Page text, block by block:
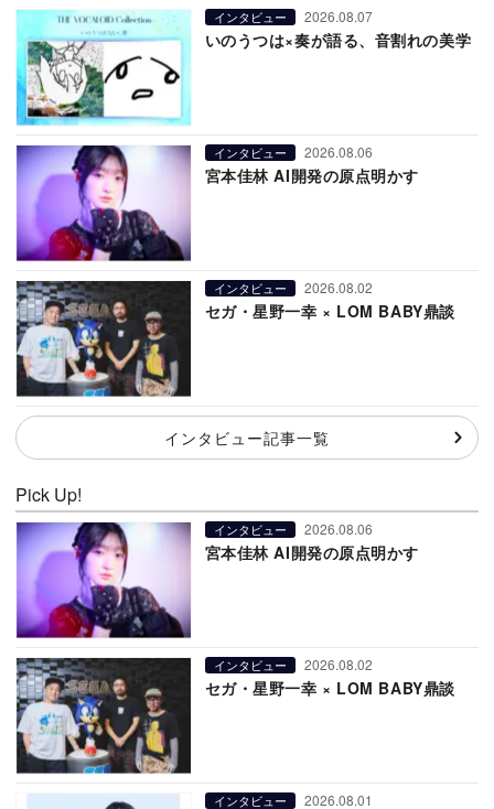
インタビュー 2026.08.07
いのうつは×奏が語る、音割れの美学
インタビュー 2026.08.06
宮本佳林 AI開発の原点明かす
インタビュー 2026.08.02
セガ・星野一幸 × LOM BABY鼎談
インタビュー記事一覧
Pick Up!
インタビュー 2026.08.06
宮本佳林 AI開発の原点明かす
インタビュー 2026.08.02
セガ・星野一幸 × LOM BABY鼎談
インタビュー 2026.08.01